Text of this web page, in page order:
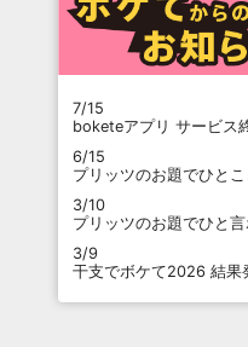
7/15
boketeアプリ サービス
6/15
プリッツのお題でひと
3/10
プリッツのお題でひと
3/9
干支でボケて2026 結果